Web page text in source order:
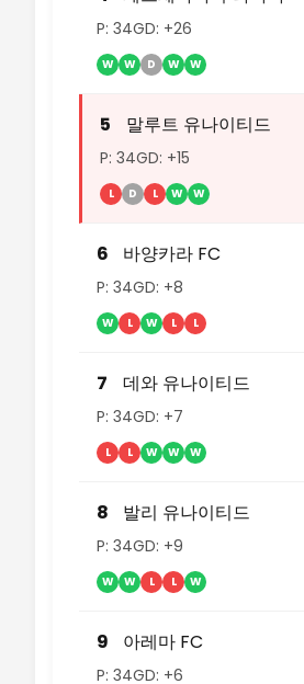
P: 34GD: +26
W W D W W
5 말루트 유나이티드
P: 34GD: +15
L D L W W
6 바양카라 FC
P: 34GD: +8
W L W L L
7 데와 유나이티드
P: 34GD: +7
L L W W W
8 발리 유나이티드
P: 34GD: +9
W W L L W
9 아레마 FC
P: 34GD: +6